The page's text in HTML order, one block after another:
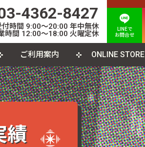
4362-8427
付時間 9:00〜20:00 年中無休
時間 12:00〜18:00 火曜定休
LINEで
お問合せ
カード
パソコンソフト
ご利用案内
LINE査定について
ONLINE STORE
個人情報保護方針
績